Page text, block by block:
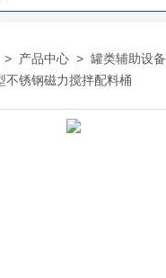
> 产品中心 >罐类辅助设备
不锈钢磁力搅拌配料桶